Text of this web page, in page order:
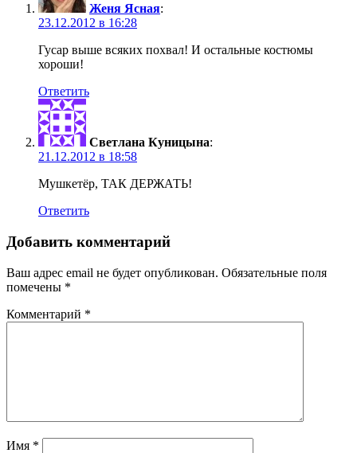
Женя Ясная:
23.12.2012 в 16:28
Гусар выше всяких похвал! И остальные костюмы
хороши!
Ответить
Светлана Куницына:
21.12.2012 в 18:58
Мушкетёр, ТАК ДЕРЖАТЬ!
Ответить
Добавить комментарий
Ваш адрес email не будет опубликован. Обязательные поля
помечены *
Комментарий *
Имя *